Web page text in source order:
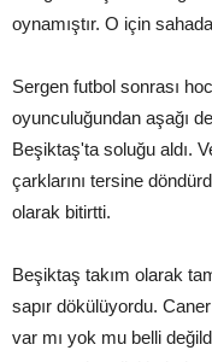
oynamıştır. O için
Sergen futbol sonrası
oyunculuğundan aşağı
Beşiktaş'ta soluğu aldı.
çarklarını tersine
olarak bitirtti.
Beşiktaş takım olarak
sapır dökülüyordu.
var mı yok mu belli